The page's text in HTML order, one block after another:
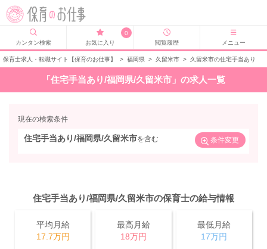
カンタン検索
0
お気に入り
閲覧履歴 メニュー
保育士求人・転職サイト【保育のお仕事】 > 福岡県 > 久留米市 > 久留米市の住宅手当あり
「住宅手当あり/福岡県/久留米市」の求人一覧
現在の検索条件
住宅手当あり/福岡県/久留米市を含む 条件変更
住宅手当あり/福岡県/久留米市の保育士の給与情報
平均月給
17.7万円
最高月給
18万円
最低月給
17万円